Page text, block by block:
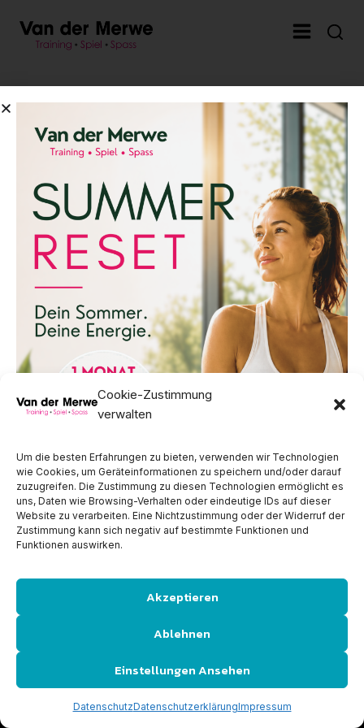
Cookie-Zustimmung
verwalten
Um die besten Erfahrungen zu bieten, verwenden wir Technologien
wie Cookies, um Geräteinformationen zu speichern und/oder darauf
zuzugreifen. Die Zustimmung zu diesen Technologien ermöglicht es
uns, Daten wie Browsing-Verhalten oder eindeutige IDs auf dieser
Website zu verarbeiten. Eine Nichtzustimmung oder der Widerruf der
Zustimmung kann sich negativ auf bestimmte Funktionen und
Funktionen auswirken.
Akzeptieren
Ablehnen
Einstellungen Ansehen
DatenschutzDatenschutzerklärungImpressum
Token is missing
VAN DER MERWE
KONTAKT
Öffnungszeiten
Kursplan
Aktuelles
Kontakt
© 2026 All Rights Reserved. Van der Merwe. Design: ADMAXX.CH